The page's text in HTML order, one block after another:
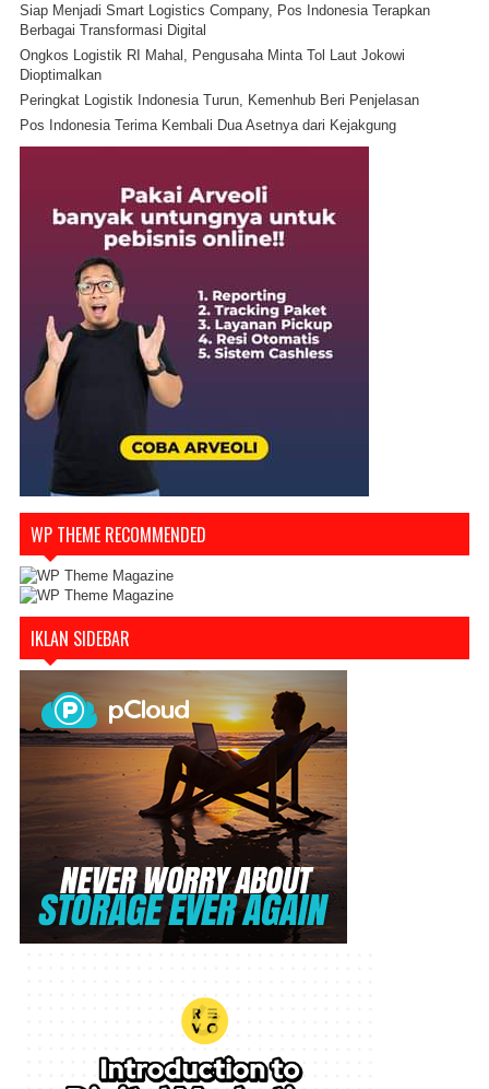
Siap Menjadi Smart Logistics Company, Pos Indonesia Terapkan
Berbagai Transformasi Digital
Ongkos Logistik RI Mahal, Pengusaha Minta Tol Laut Jokowi
Dioptimalkan
Peringkat Logistik Indonesia Turun, Kemenhub Beri Penjelasan
Pos Indonesia Terima Kembali Dua Asetnya dari Kejakgung
WP THEME RECOMMENDED
IKLAN SIDEBAR